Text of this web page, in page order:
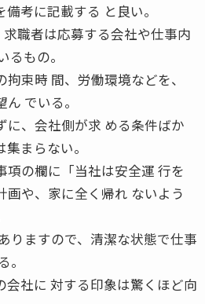
考に記載する と良い。
職者は応募する会社や仕事内
もの。
束時 間、労働環境などを、
でいる。
に、会社側が求 める条件ばか
まらない。
の欄に「当社は安全運 行を
画や、家に全く帰れ ないよう
りますので、清潔な状態で仕事
会社に 対する印象は驚くほど向